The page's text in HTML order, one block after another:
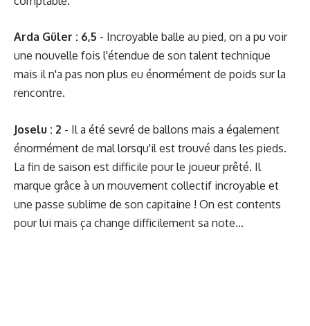
Arda Güler : 6,5 - Incroyable balle au pied, on a pu voir
une nouvelle fois l'étendue de son talent technique
mais il n'a pas non plus eu énormément de poids sur la
rencontre.
Joselu : 2 - Il a été sevré de ballons mais a également
énormément de mal lorsqu'il est trouvé dans les pieds.
La fin de saison est difficile pour le joueur prêté. Il
marque grâce à un mouvement collectif incroyable et
une passe sublime de son capitaine ! On est contents
pour lui mais ça change difficilement sa note...